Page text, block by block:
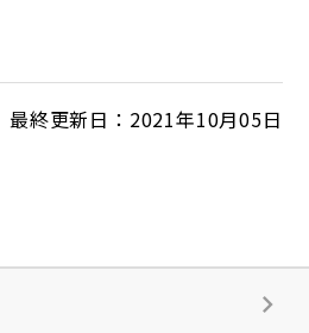
最終更新日：2021年10月05日